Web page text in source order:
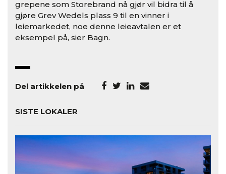
grepene som Storebrand nå gjør vil bidra til å
gjøre Grev Wedels plass 9 til en vinner i
leiemarkedet, noe denne leieavtalen er et
eksempel på, sier Bagn.
Del artikkelen på
SISTE LOKALER